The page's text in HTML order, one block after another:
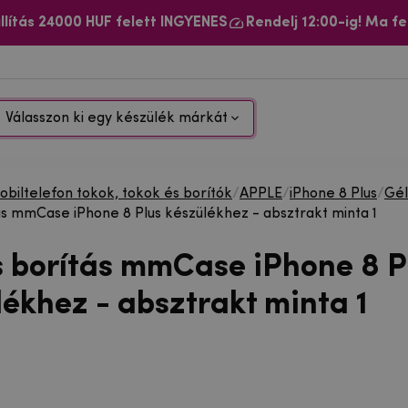
24000 HUF felett INGYENES Rendelj 12:00-ig! Ma
Válasszon ki egy készülék márkát
tokok, tokok és borítók/APPLE/iPhone 8 Plus/
mmCase iPhone 8 Plus készülékhez - absztrakt minta 1
borítás mmCase iPhone 8
- absztrakt minta 1